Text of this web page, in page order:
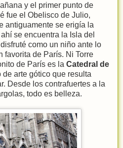
y el primer punto de
fue el Obelisco de Julio,
antiguamente se erigía la
se encuentra la Isla del
como un niño ante lo
favorita de París. Ni Torre
de París es la Catedral de
de arte gótico que resulta
Desde los contrafuertes a la
todo es belleza.